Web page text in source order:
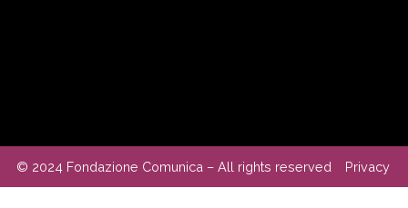
© 2024 Fondazione Comunica – All rights reserved Privacy